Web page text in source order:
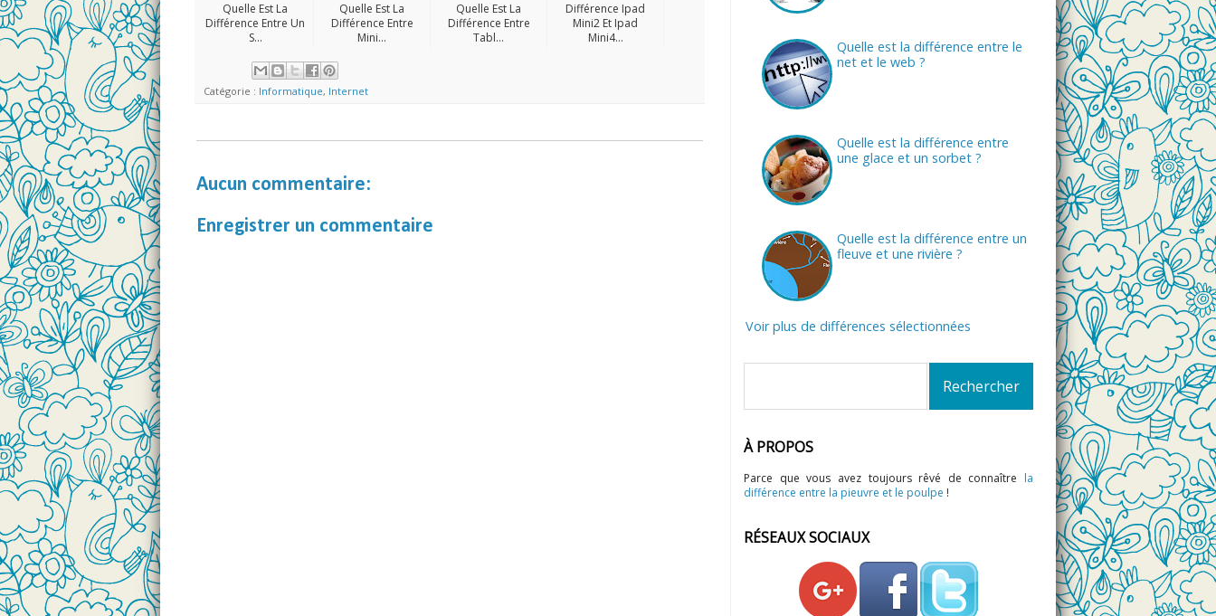
Quelle Est La
Différence Entre Un
S...
Quelle Est La
Différence Entre
Mini...
Quelle Est La
Différence Entre
Tabl...
Différence Ipad
Mini2 Et Ipad
Mini4...
Catégorie : Informatique, Internet
Aucun commentaire:
Enregistrer un commentaire
Quelle est la différence entre le
net et le web ?
Quelle est la différence entre
une glace et un sorbet ?
Quelle est la différence entre un
fleuve et une rivière ?
Voir plus de différences sélectionnées
À PROPOS
Parce que vous avez toujours rêvé de connaître la
différence entre la pieuvre et le poulpe !
RÉSEAUX SOCIAUX